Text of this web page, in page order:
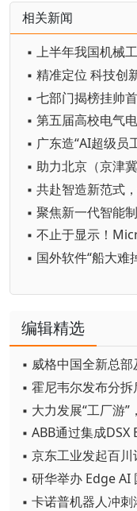
相关新闻
▪ 上半年我国机械
▪ 第五届高校电气
▪ 广东造“AI超级员
▪ 国外软件“船大难
编辑精选
▪ 威格中国全新总
▪ 大力发展“工厂游”
▪ 京东工业发起百
▪ 研华举办 Edge AI
▪ 卡诺普机器人冲